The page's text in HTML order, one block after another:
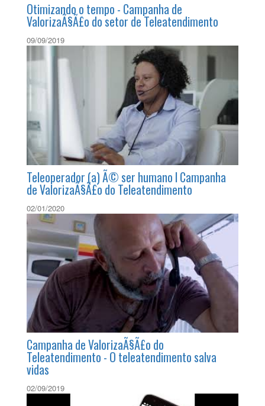
Otimizando o tempo - Campanha de
ValorizaÃ§Ã£o do setor de Teleatendimento
09/09/2019
Teleoperador (a) Ã© ser humano l Campanha
de ValorizaÃ§Ã£o do Teleatendimento
02/01/2020
Campanha de ValorizaÃ§Ã£o do
Teleatendimento - O teleatendimento salva
vidas
02/09/2019